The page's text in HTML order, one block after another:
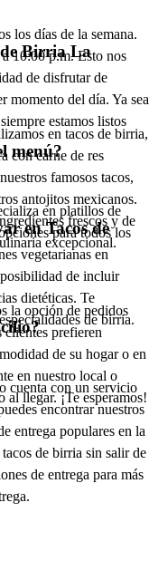
los días de la semana.
10:00 p.m. Esto nos
de disfrutar de
momento del día. Ya sea
estamos listos
de Birria La
en tacos de birria,
con carne de res
famosos tacos,
antojitos mexicanos.
frescos y de
excepcional.
menú?
en platillos de
para todos los
vegetarianas en
de incluir
dietéticas. Te
de birria.
en Tacos de
la opción de pedidos
clientes prefieren
de su hogar o en
en nuestro local o
llegar. ¡Te esperamos!
cuenta con un servicio
encontrar nuestros
entrega populares en la
de birria sin salir de
de entrega para más